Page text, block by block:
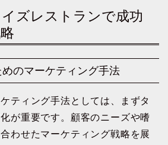
ズレストランで成功
のマーケティング手法
ティング手法としては、まずタ
が重要です。顧客のニーズや嗜
わせたマーケティング戦略を展